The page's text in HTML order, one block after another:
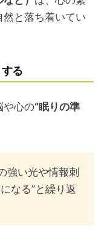
と落ち着いてい
る
や心の“眠りの準
強い光や情報刺
なる”と繰り返